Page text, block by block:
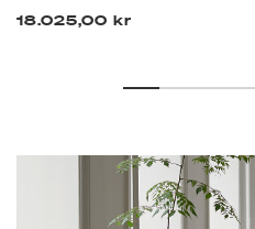
18.025,00 kr